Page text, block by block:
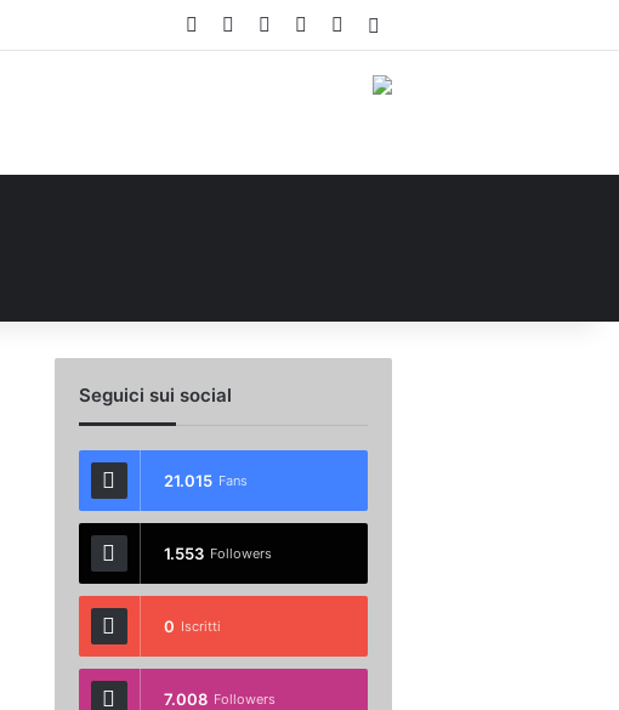
Facebook You TubeInstagramWhatsApp
Seguici sui social
21.015 Fans
1.553 Followers
0 Iscritti
7.008 Followers